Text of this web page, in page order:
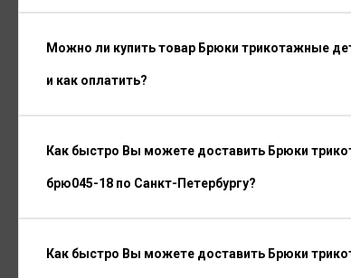
Можно ли купить товар Брюки трикотажные
и как оплатить?
Как быстро Вы можете доставить Брюки
брю045-18 по Санкт-Петербургу?
Как быстро Вы можете доставить Брюки